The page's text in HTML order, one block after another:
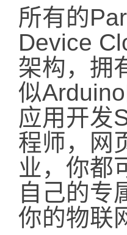
所有的
Device
架构，拥
似
应用开发
程师，网
业，你都
自己的专
你的物联